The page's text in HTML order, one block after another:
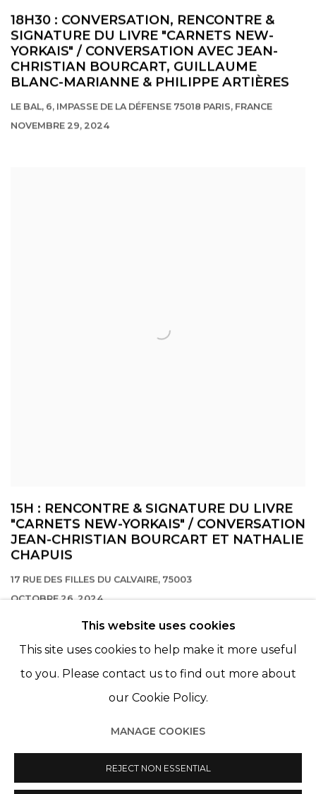
18H30 : CONVERSATION, RENCONTRE &
SIGNATURE DU LIVRE "CARNETS NEW-
YORKAIS" / CONVERSATION AVEC JEAN-
CHRISTIAN BOURCART, GUILLAUME
BLANC-MARIANNE & PHILIPPE ARTIÈRES
LE BAL, 6, IMPASSE DE LA DÉFENSE 75018 PARIS, FRANCE
NOVEMBRE 29, 2024
15H : RENCONTRE & SIGNATURE DU LIVRE
"CARNETS NEW-YORKAIS" / CONVERSATION
JEAN-CHRISTIAN BOURCART ET NATHALIE
CHAPUIS
17 RUE DES FILLES DU CALVAIRE, 75003
OCTOBRE 26, 2024
© 2022 LES FILLES DU CALVAIRE SITE BY ARTLOGIC
This website uses cookies
This site uses cookies to help make it more useful
to you. Please contact us to find out more about
our Cookie Policy.
MANAGE COOKIES
REJECT NON ESSENTIAL